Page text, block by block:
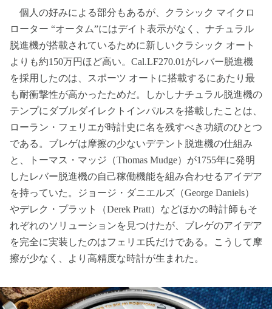
個人の好みによる部分もあるが、クラシック マイクロ
ローター “オータム”にはデイト表示がなく、ナチュラル
脱進機が搭載されているために新しいクラシック オート
よりも約150万円ほど高い。Cal.LF270.01がレバー脱進機
を採用したのは、スポーツ オートに搭載するにあたり最
も耐衝撃性が高かったためだ。しかしナチュラル脱進機の
テンプにダブルダイレクトインパルスを搭載したことは、
ローラン・フェリエが時計史に名を残すべき功績のひとつ
である。ブレゲは摩擦の少ないデテント脱進機の仕組み
と、トーマス・マッジ（Thomas Mudge）が1755年に発明
したレバー脱進機の自己稼働機能を組み合わせるアイデア
を持っていた。ジョージ・ダニエルズ（George Daniels）
やデレク・プラット（Derek Pratt）などほかの時計師もそ
れぞれのソリューションを見つけたが、ブレゲのアイデア
を完全に実装したのはフェリエ氏だけである。こうして摩
擦が少なく、より高精度な時計が生まれた。